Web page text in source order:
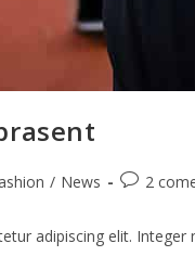
/ News 2
adipiscing elit. Integer